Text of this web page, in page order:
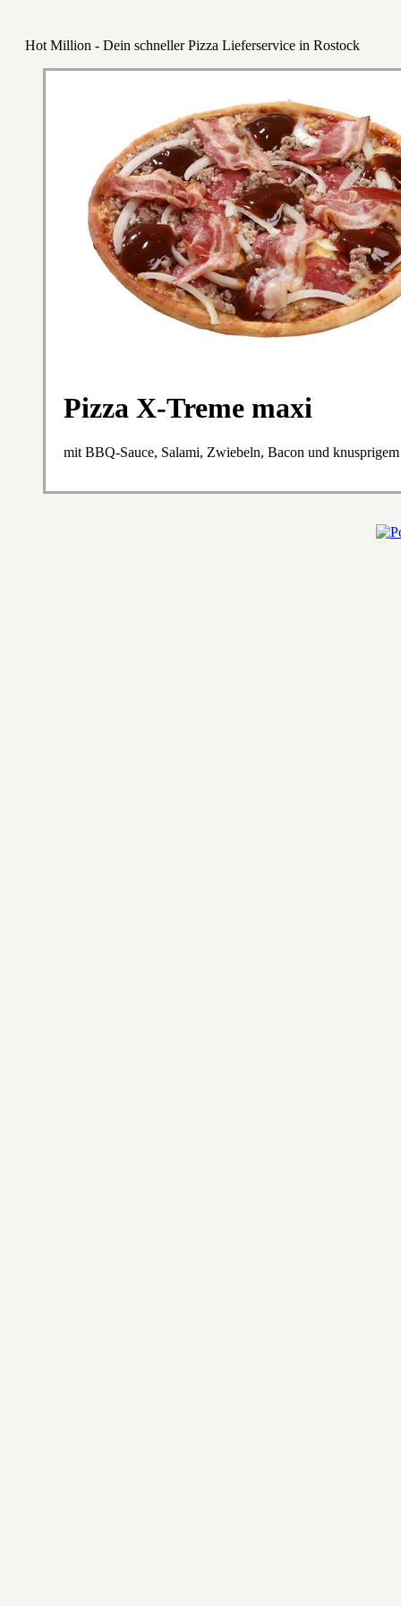
Hot Million - Dein schneller Pizza Lieferservice in Rostock
Pizza X-Treme maxi
mit BBQ-Sauce, Salami, Zwiebeln, Bacon und